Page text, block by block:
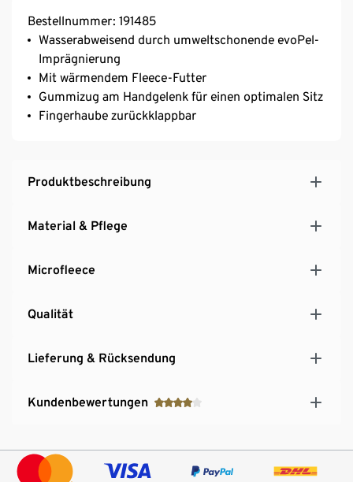
Bestellnummer: 191485
Wasserabweisend durch umweltschonende evoPel-
Imprägnierung
Mit wärmendem Fleece-Futter
Gummizug am Handgelenk für einen optimalen Sitz
Fingerhaube zurückklappbar
Produktbeschreibung
Material & Pflege
Microfleece
Qualität
Lieferung & Rücksendung
Kundenbewertungen